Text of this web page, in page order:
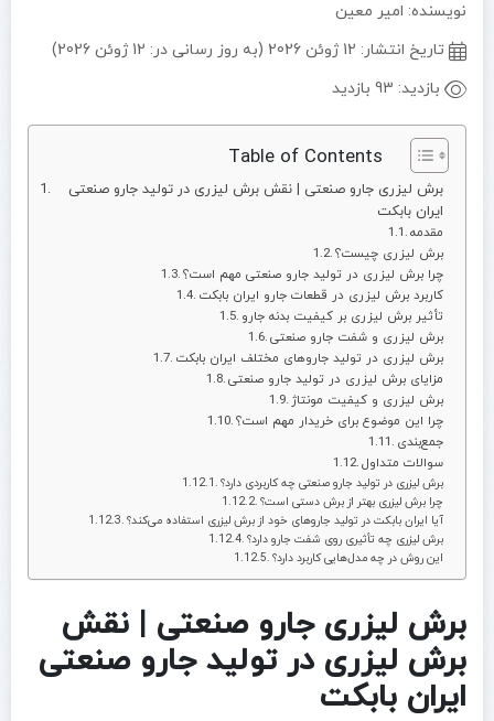
نویسنده: امیر معین
تاریخ انتشار: 12 ژوئن 2026 (به روز رسانی در: 12 ژوئن 2026)
بازدید: 93 بازدید
Table of Contents
برش لیزری جارو صنعتی | نقش برش لیزری در تولید جارو صنعتی
ایران بابکت
مقدمه
برش لیزری چیست؟
چرا برش لیزری در تولید جارو صنعتی مهم است؟
کاربرد برش لیزری در قطعات جارو ایران بابکت
تأثیر برش لیزری بر کیفیت بدنه جارو
برش لیزری و شفت جارو صنعتی
برش لیزری در تولید جاروهای مختلف ایران بابکت
مزایای برش لیزری در تولید جارو صنعتی
برش لیزری و کیفیت مونتاژ
چرا این موضوع برای خریدار مهم است؟
جمع‌بندی
سوالات متداول
برش لیزری در تولید جارو صنعتی چه کاربردی دارد؟
چرا برش لیزری بهتر از برش دستی است؟
آیا ایران بابکت در تولید جاروهای خود از برش لیزری استفاده می‌کند؟
برش لیزری چه تأثیری روی شفت جارو دارد؟
این روش در چه مدل‌هایی کاربرد دارد؟
برش لیزری جارو صنعتی | نقش
برش لیزری در تولید جارو صنعتی
ایران بابکت